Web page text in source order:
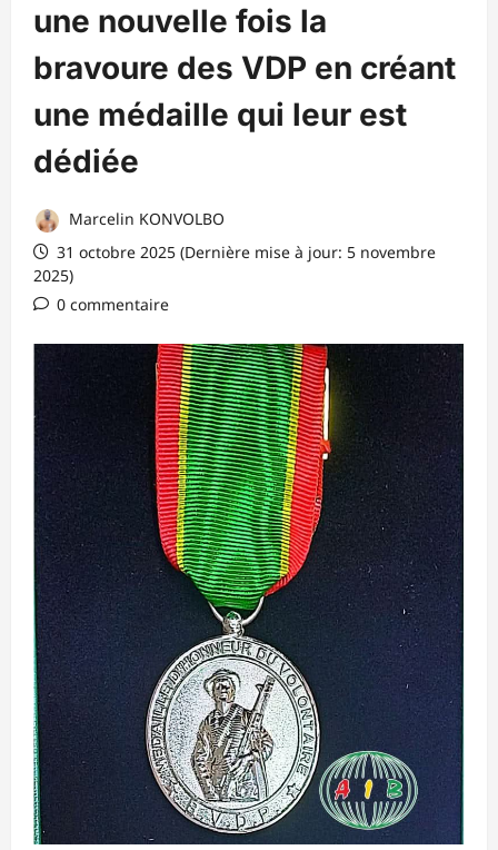
une nouvelle fois la
bravoure des VDP en créant
une médaille qui leur est
dédiée
Marcelin KONVOLBO
31 octobre 2025 (Dernière mise à jour: 5 novembre
2025)
0 commentaire